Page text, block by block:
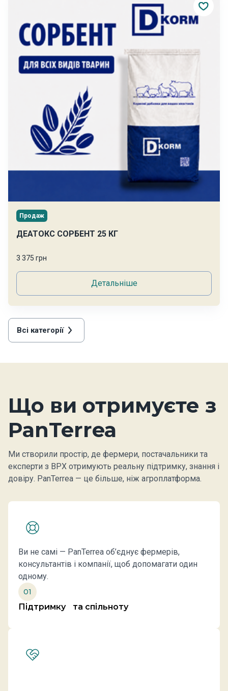
Продаж
ДЕАТОКС СОРБЕНТ 25 КГ
3 375 грн
Детальніше
Всі категорії
Що ви отримуєте з
PanTerrea
Ми створили простір, де фермери, постачальники та
експерти з ВРХ отримують реальну підтримку, знання і
довіру. PanTerrea — це більше, ніж агроплатформа.
Ви не самі — PanTerrea об’єднує фермерів,
консультантів і компанії, щоб допомагати один
одному.
01
Підтримку та спільноту